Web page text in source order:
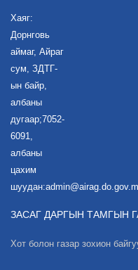
Хаяг:
Дорнговь
аймаг, Айраг
сум, ЗДТГ-
ын байр,
албаны
дугаар;7052-
6091,
албаны
цахим
ЗАСАГ ДАРГЫН ТАМГЫН
Хот болон газар зохион